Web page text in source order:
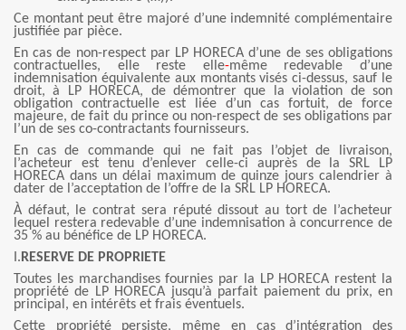
Ce montant peut être majoré d’une indemnité complémentaire
justifiée par pièce.
En cas de non-respect par LP HORECA d’une de ses obligations
contractuelles, elle reste elle-même redevable d’une
indemnisation équivalente aux montants visés ci-dessus, sauf le
droit, à LP HORECA, de démontrer que la violation de son
obligation contractuelle est liée d’un cas fortuit, de force
majeure, de fait du prince ou non-respect de ses obligations par
l’un de ses co-contractants fournisseurs.
En cas de commande qui ne fait pas l’objet de livraison,
l’acheteur est tenu d’enlever celle-ci auprès de la SRL LP
HORECA dans un délai maximum de quinze jours calendrier à
dater de l’acceptation de l’offre de la SRL LP HORECA.
À défaut, le contrat sera réputé dissout au tort de l’acheteur
lequel restera redevable d’une indemnisation à concurrence de
35 % au bénéfice de LP HORECA.
I. RESERVE DE PROPRIETE
Toutes les marchandises fournies par la LP HORECA restent la
propriété de LP HORECA jusqu’à parfait paiement du prix, en
principal, en intérêts et frais éventuels.
Cette propriété persiste, même en cas d’intégration des